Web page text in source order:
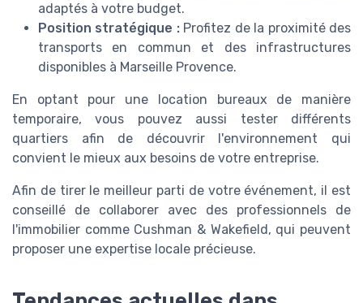
adaptés à votre budget.
Position stratégique :Profitez de la proximité des
transports en commun et des infrastructures
disponibles à Marseille Provence.
En optant pour une location bureaux de manière
temporaire, vous pouvez aussi tester différents
quartiers afin de découvrir l'environnement qui
convient le mieux aux besoins de votre entreprise.
Afin de tirer le meilleur parti de votre événement, il est
conseillé de collaborer avec des professionnels de
l'immobilier comme Cushman & Wakefield, qui peuvent
proposer une expertise locale précieuse.